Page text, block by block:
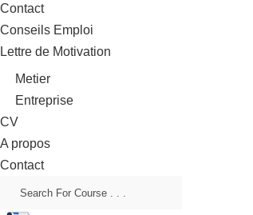
Contact
Conseils Emploi
Lettre de Motivation
Metier
Entreprise
CV
A propos
Contact